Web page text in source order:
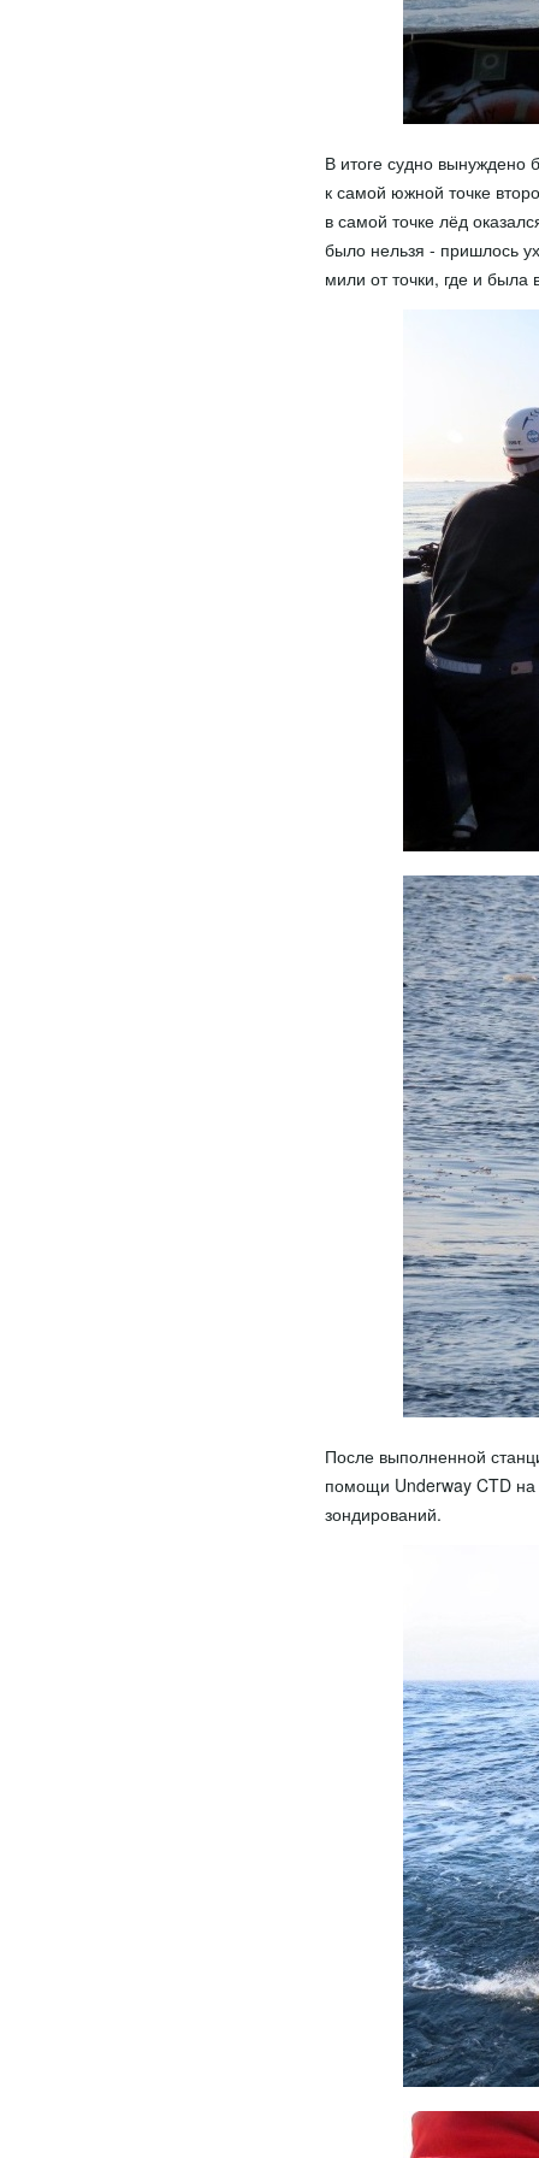
В итоге судно вынуждено
к самой южной точке
в самой точке лёд
было нельзя - пришлось
мили от точки, где и была
После выполненной
помощи Underway CTD на
зондирований.